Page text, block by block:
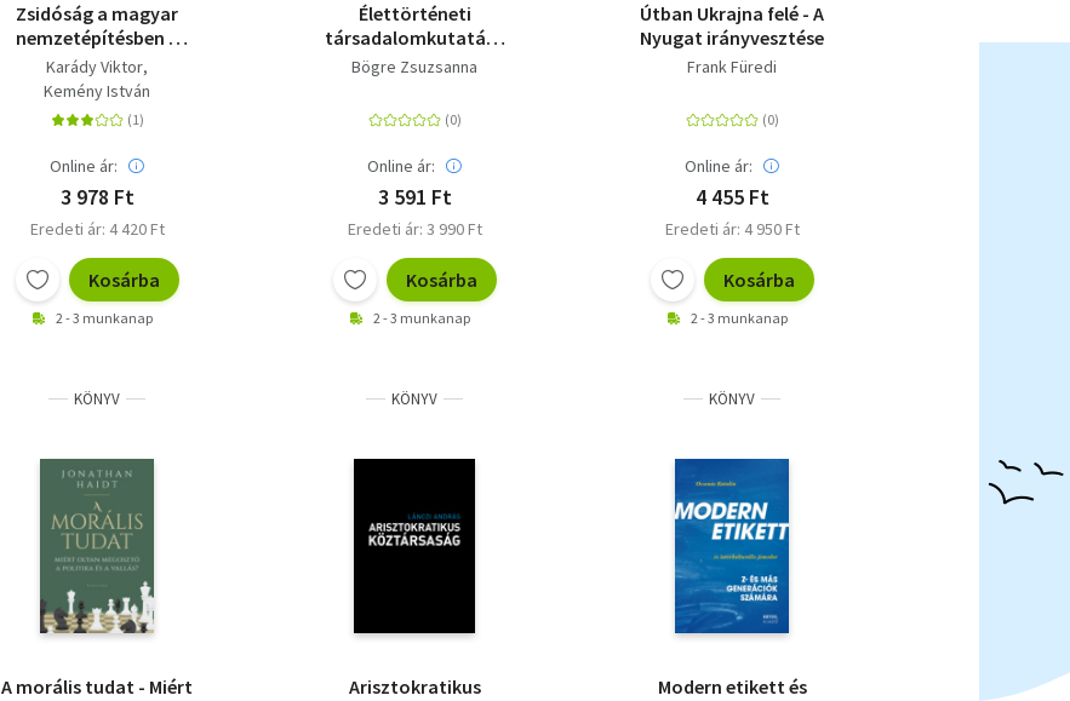
Zsidóság a magyar
nemzetépítésben a
numerus clausus előtt
és azután
Karády Viktor
Kemény István
Online ár:
3 978 Ft
Eredeti ár: 4 420 Ft
Kosárba
2 - 3 munkanap
Élettörténeti
társadalomkutatás -
Elméleti és empirikus
Bögre Zsuzsanna
Online ár:
3 591 Ft
Eredeti ár: 3 990 Ft
Kosárba
2 - 3 munkanap
Útban Ukrajna felé - A
Nyugat irányvesztése
Frank Füredi
Online ár:
4 455 Ft
Eredeti ár: 4 950 Ft
Kosárba
2 - 3 munkanap
KÖNYV
A morális tudat - Miért
KÖNYV
Arisztokratikus
KÖNYV
Modern etikett és